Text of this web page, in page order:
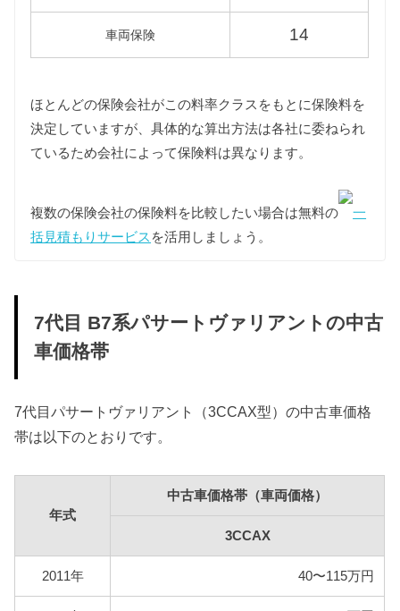
7代目パサートヴァリアントは自家用乗用車に該当し
年間10,000km走行、ハイオク1Lあたり140円を前提
条件として、基本情報で説明した型式ごとの使用燃
料と想定実燃費をもとに燃料代を算出しています。
3CCAX
車両保険 14
ほとんどの保険会社がこの料率クラスをもとに保険料を
決定していますが、具体的な算出方法は各社に委ねられ
ているため会社によって保険料は異なります。
複数の保険会社の保険料を比較したい場合は無料の
一
括見積もりサービス を活用しましょう。
7代目 B7系パサートヴァリアントの中古
車価格帯
7代目パサートヴァリアント（3CCAX型）の中古車価格
帯は以下のとおりです。
年式
中古車価格帯（車両価格）
3CCAX
2011年 40〜115万円